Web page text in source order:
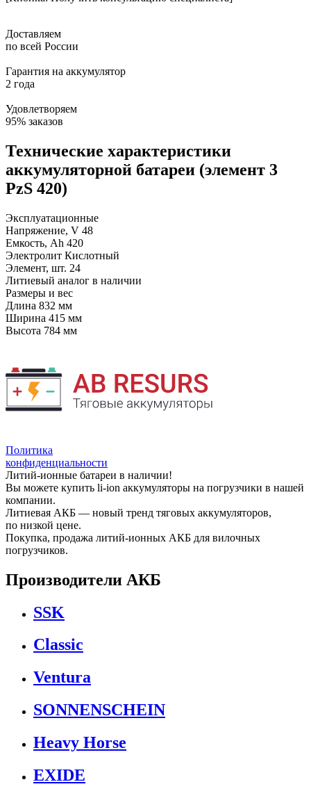
Доставляем
по всей России
Гарантия на аккумулятор
2 года
Удовлетворяем
95% заказов
Технические характеристики
аккумуляторной батареи (элемент 3
PzS 420)
Эксплуатационные
Напряжение, V 48
Емкость, Ah 420
Электролит Кислотный
Элемент, шт. 24
Литиевый аналог в наличии
Размеры и вес
Длина 832 мм
Ширина 415 мм
Высота 784 мм
Политика
конфиденциальности
Литий-ионные батареи в наличии!
Вы можете купить li-ion аккумуляторы на погрузчики в нашей
компании.
Литиевая АКБ — новый тренд тяговых аккумуляторов,
по низкой цене.
Покупка, продажа литий-ионных АКБ для вилочных
погрузчиков.
Производители АКБ
SSK
Classic
Ventura
SONNENSCHEIN
Heavy Horse
EXIDE